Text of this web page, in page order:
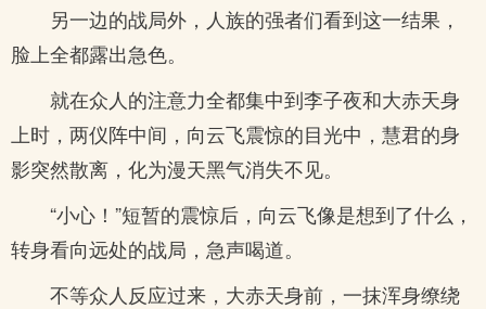
另一边的战局外，人族的强者们看到这一结果，
脸上全都露出急色。
就在众人的注意力全都集中到李子夜和大赤天身
上时，两仪阵中间，向云飞震惊的目光中，慧君的身
影突然散离，化为漫天黑气消失不见。
“小心！”短暂的震惊后，向云飞像是想到了什么，
转身看向远处的战局，急声喝道。
不等众人反应过来，大赤天身前，一抹浑身缭绕